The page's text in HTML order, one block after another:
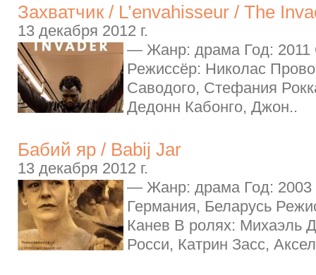
Захватчик / L’envahisseur / The
13 декабря 2012 г.
— Жанр: драма Год: 2011
Режиссёр: Николас
Саводого, Стефания
Дедонн Кабонго, Джон..
Бабий яр / Babij Jar
13 декабря 2012 г.
— Жанр: драма Год: 2003
Германия, Беларусь
Канев В ролях: Михаэль
Росси, Катрин Засс,